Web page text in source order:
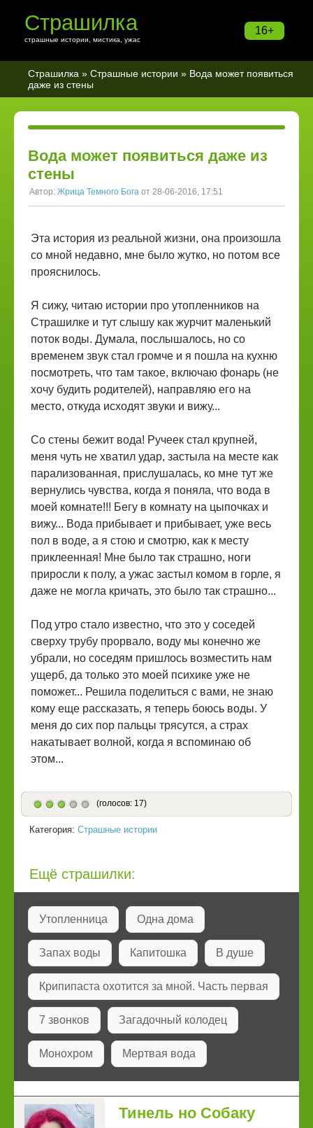
16+
Страшилка
страшные истории, мистика, ужас
Страшилка » Страшные истории » Вода может появиться
даже из стены
Вода может появиться даже из
стены
Автор: Жрица Темного Бога от 28-06-2016, 17:51
Эта история из реальной жизни, она произошла
со мной недавно, мне было жутко, но потом все
прояснилось.
Я сижу, читаю истории про утопленников на
Страшилке и тут слышу как журчит маленький
поток воды. Думала, послышалось, но со
временем звук стал громче и я пошла на кухню
посмотреть, что там такое, включаю фонарь (не
хочу будить родителей), направляю его на
место, откуда исходят звуки и вижу...
Со стены бежит вода! Ручеек стал крупней,
меня чуть не хватил удар, застыла на месте как
парализованная, прислушалась, ко мне тут же
вернулись чувства, когда я поняла, что вода в
моей комнате!!! Бегу в комнату на цыпочках и
вижу... Вода прибывает и прибывает, уже весь
пол в воде, а я стою и смотрю, как к месту
приклеенная! Мне было так страшно, ноги
приросли к полу, а ужас застыл комом в горле, я
даже не могла кричать, это было так страшно...
Под утро стало известно, что это у соседей
сверху трубу прорвало, воду мы конечно же
убрали, но соседям пришлось возместить нам
ущерб, да только это моей психике уже не
поможет... Решила поделиться с вами, не знаю
кому еще рассказать, я теперь боюсь воды. У
меня до сих пор пальцы трясутся, а страх
накатывает волной, когда я вспоминаю об
этом...
(голосов: 17)
Категория: Страшные истории
Ещё страшилки:
Утопленница Одна дома
Запах воды Капитошка В душе
Крипипаста охотится за мной. Часть первая
7 звонков Загадочный колодец
Монохром Мертвая вода
Тинель но Собаку